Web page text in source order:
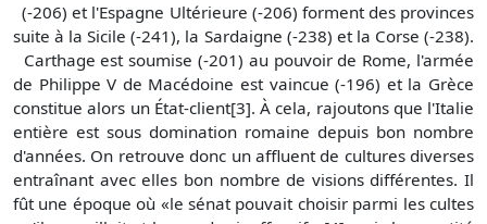
(-206) et l'Espagne Ultérieure (-206) forment des provinces
suite à la Sicile (-241), la Sardaigne (-238) et la Corse (-238).
Carthage est soumise (-201) au pouvoir de Rome, l'armée
de Philippe V de Macédoine est vaincue (-196) et la Grèce
constitue alors un État-client[3]. À cela, rajoutons que l'Italie
entière est sous domination romaine depuis bon nombre
d'années. On retrouve donc un affluent de cultures diverses
entraînant avec elles bon nombre de visions différentes. Il
fût une époque où «le sénat pouvait choisir parmi les cultes